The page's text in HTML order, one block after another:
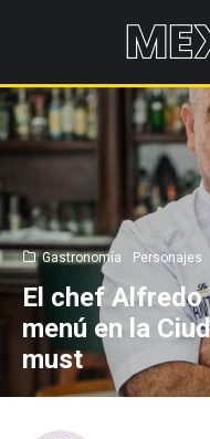
Gastronomía Personajes
El chef Alfredo
menú en la
must